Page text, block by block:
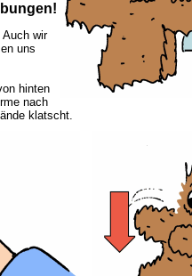
wir
uns
hinten
nach
klatscht.